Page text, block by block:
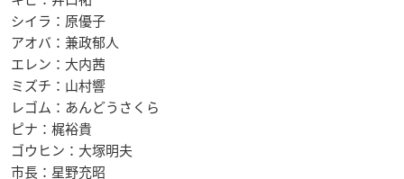
シイラ：原優子
アオバ：兼政郁人
エレン：大内茜
ミズチ：山村響
レゴム：あんどうさくら
ピナ：梶裕貴
ゴウヒン：大塚明夫
市長：星野充昭